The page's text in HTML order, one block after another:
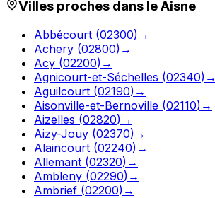
Villes proches dans leAisne
Abbécourt (02300) →
Achery (02800) →
Acy (02200) →
Agnicourt-et-Séchelles (02340) →
Aguilcourt (02190) →
Aisonville-et-Bernoville (02110) →
Aizelles (02820) →
Aizy-Jouy (02370) →
Alaincourt (02240) →
Allemant (02320) →
Ambleny (02290) →
Ambrief (02200) →